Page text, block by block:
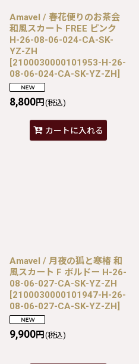
Amavel / 春花便りのお茶会
和風スカート FREE ピンク
H-26-08-06-024-CA-SK-
YZ-ZH
[2100030000101953-H-26-
08-06-024-CA-SK-YZ-ZH]
8,800円 (税込)
カートに入れる
Amavel / 月夜の狐と寒椿 和
風スカート F ボルドー H-26-
08-06-027-CA-SK-YZ-ZH
[2100030000101947-H-26-
08-06-027-CA-SK-YZ-ZH]
9,900円 (税込)